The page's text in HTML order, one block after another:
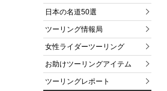
日本の名道50選
ツーリング情報局
女性ライダーツーリング
お助けツーリングアイテム
ツーリングレポート